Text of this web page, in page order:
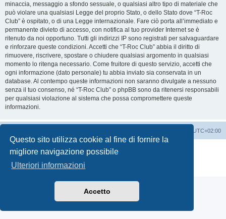
Questo sito utilizza cookie al fine di fornire la
migliore navigazione possibile
Ulteriori informazioni
Accetto
minaccia, messaggio a sfondo sessuale, o qualsiasi altro tipo di materiale che
può violare una qualsiasi Legge del proprio Stato, o dello Stato dove “T-Roc
Club” è ospitato, o di una Legge internazionale. Fare ciò porta all’immediato e
permanente divieto di accesso, con notifica al tuo provider Internet se è
ritenuto da noi opportuno. Tutti gli indirizzi IP sono registrati per salvaguardare
e rinforzare queste condizioni. Accetti che “T-Roc Club” abbia il diritto di
rimuovere, riscrivere, spostare o chiudere qualsiasi argomento in qualsiasi
momento lo ritenga necessario. Come fruitore di questo servizio, accetti che
ogni informazione (dato personale) tu abbia inviato sia conservata in un
database. Al contempo queste informazioni non saranno divulgate a nessuno
senza il tuo consenso, né “T-Roc Club” o phpBB sono da ritenersi responsabili
per qualsiasi violazione al sistema che possa compromettere queste
informazioni.
UTC+02:00
Creato da
® Forum Software © phpBB Limited
Traduzione Italiana